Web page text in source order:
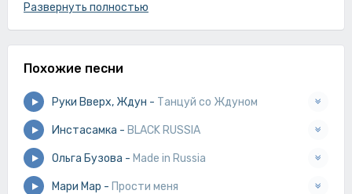
Развернуть полностью
Похожие песни
Руки Вверх, Ждун - Танцуй со Ждуном
Инстасамка - BLACK RUSSIA
Ольга Бузова - Made in Russia
Мари Мар - Прости меня